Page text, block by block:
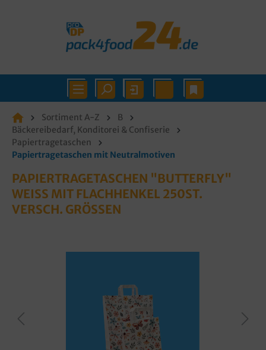
Sortiment A-Z
B
Bäckereibedarf, Konditorei & Confiserie
Papiertragetaschen
Papiertragetaschen mit Neutralmotiven
PAPIERTRAGETASCHEN "BUTTERFLY"
WEISS MIT FLACHHENKEL 250ST. V
ERSCH. GRÖSSEN